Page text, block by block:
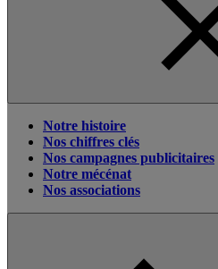
Notre histoire
Nos chiffres clés
Nos campagnes publicitaires
Notre mécénat
Nos associations